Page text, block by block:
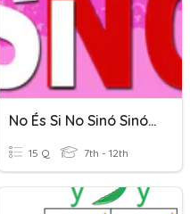
No És Si No Sinó Sinó Si No És Que És Si No I No Sinó
15 Q 7th - 12th